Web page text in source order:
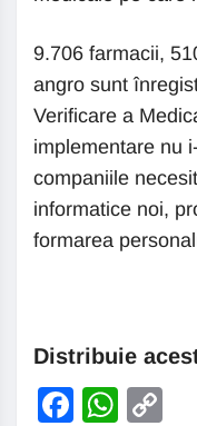
9.706 farmacii,
angro sunt
Verificare a
implementare nu
companiile
informatice noi,
formarea
Distribuie